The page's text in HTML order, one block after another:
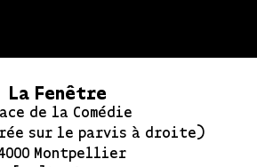
La Fenêtre
de la Comédie
sur le parvis à droite)
Montpellier